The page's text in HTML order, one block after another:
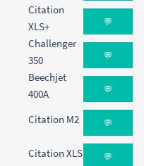
Citation
XLS+
💬
Challenger
350
💬
Beechjet
400A
💬
Citation M2 💬
Citation XLS 💬